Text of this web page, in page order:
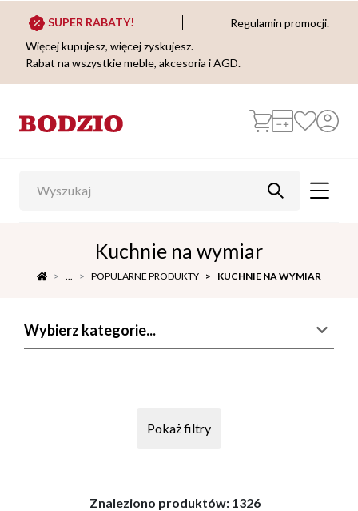
SUPER RABATY!
Regulamin promocji.
Więcej kupujesz, więcej zyskujesz.
Rabat na wszystkie meble, akcesoria i AGD.
Kuchnie na wymiar
POPULARNE PRODUKTY KUCHNIE NA WYMIAR
Wybierz kategorie...
Pokaż filtry
Znaleziono produktów: 1326